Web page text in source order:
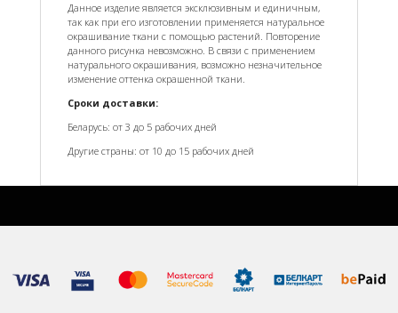
Данное изделие является эксклюзивным и единичным,
так как при его изготовлении применяется натуральное
окрашивание ткани с помощью растений. Повторение
данного рисунка невозможно. В связи с применением
натурального окрашивания, возможно незначительное
изменение оттенка окрашенной ткани.
Сроки доставки:
Беларусь: от 3 до 5 рабочих дней
Другие страны: от 10 до 15 рабочих дней